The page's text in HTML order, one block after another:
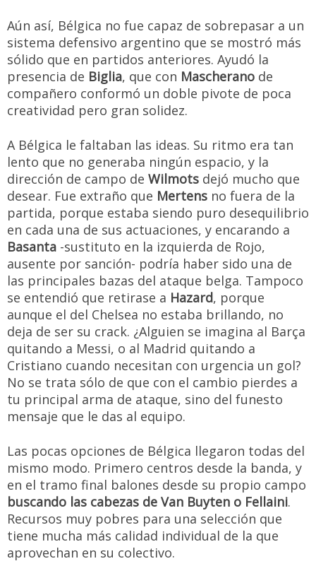
Aún así, Bélgica no fue capaz de sobrepasar a un
sistema defensivo argentino que se mostró más
sólido que en partidos anteriores. Ayudó la
presencia de Biglia, que con Mascherano de
compañero conformó un doble pivote de poca
creatividad pero gran solidez.
A Bélgica le faltaban las ideas. Su ritmo era tan
lento que no generaba ningún espacio, y la
dirección de campo de Wilmots dejó mucho que
desear. Fue extraño que Mertens no fuera de la
partida, porque estaba siendo puro desequilibrio
en cada una de sus actuaciones, y encarando a
Basanta -sustituto en la izquierda de Rojo,
ausente por sanción- podría haber sido una de
las principales bazas del ataque belga. Tampoco
se entendió que retirase a Hazard, porque
aunque el del Chelsea no estaba brillando, no
deja de ser su crack. ¿Alguien se imagina al Barça
quitando a Messi, o al Madrid quitando a
Cristiano cuando necesitan con urgencia un gol?
No se trata sólo de que con el cambio pierdes a
tu principal arma de ataque, sino del funesto
mensaje que le das al equipo.
Las pocas opciones de Bélgica llegaron todas del
mismo modo. Primero centros desde la banda, y
en el tramo final balones desde su propio campo
buscando las cabezas de Van Buyten o Fellaini.
Recursos muy pobres para una selección que
tiene mucha más calidad individual de la que
aprovechan en su colectivo.